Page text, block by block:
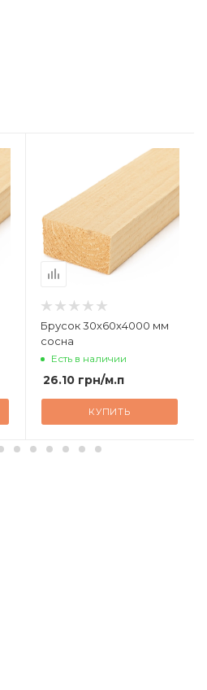
Брусок 30х60х4000 мм
сосна
Есть в наличии
26.10 грн/м.п
КУПИТЬ